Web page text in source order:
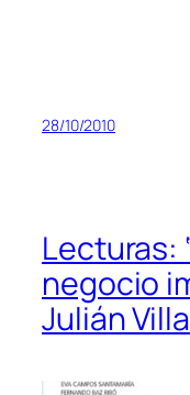
28/10/2010
Lecturas:
negocio
Julián